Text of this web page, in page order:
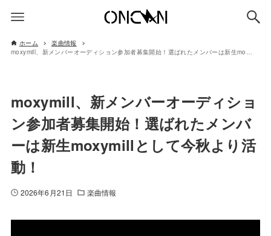
ホーム
楽曲情報
moxymill、新メンバーオーディション参加者募集開始！選ばれたメンバーは新生moxymillとして今秋より活動！
moxymill、新メンバーオーディショ
ン参加者募集開始！選ばれたメンバ
ーは新生moxymillとして今秋より活
動！
2026年6月21日 楽曲情報